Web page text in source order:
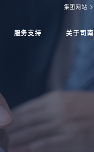
集团网站
服务支持 关于司南